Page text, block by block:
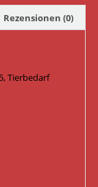
Rezensionen (0)
Tierbedarf